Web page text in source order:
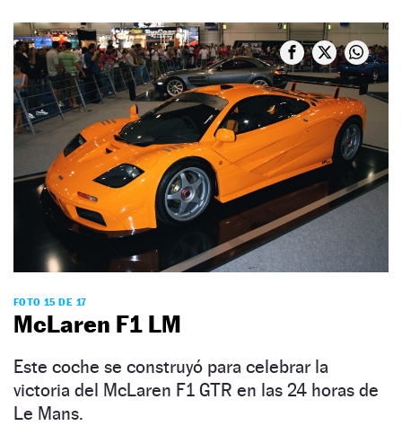
FOTO 15 DE 17
McLaren F1 LM
Este coche se construyó para celebrar la
victoria del McLaren F1 GTR en las 24 horas de
Le Mans.